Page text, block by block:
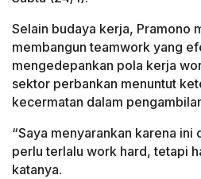
Selain budaya kerja, Pramono
membangun teamwork yang
mengedepankan pola kerja
sektor perbankan menuntut
kecermatan dalam
“Saya menyarankan karena
perlu terlalu work hard, tetapi
katanya.